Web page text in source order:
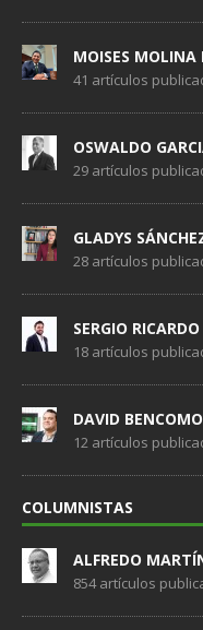
MOISES MOLINA
41 artículos
OSWALDO
29 artículos
GLADYS
28 artículos
SERGIO
18 artículos
DAVID
12 artículos
COLUMNISTAS
ALFREDO
854 artículos